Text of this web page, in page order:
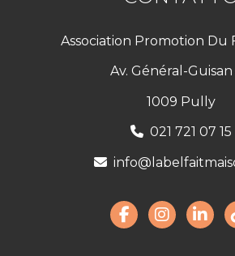
Association Promotion Du
Av. Général-Guisan
1009 Pully
021 721 07 15